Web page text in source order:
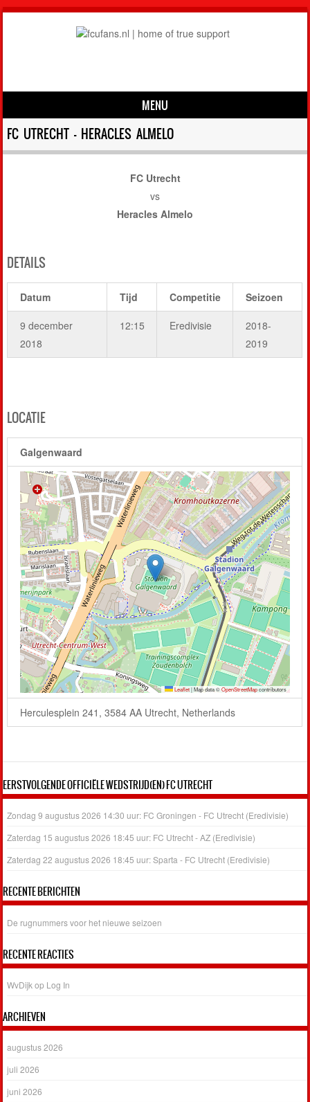
MENU
Skip to content
FC UTRECHT – HERACLES ALMELO
FC Utrecht
vs
Heracles Almelo
DETAILS
Datum Tijd Competitie Seizoen
9 december
2018
12:15 Eredivisie
2018-
2019
LOCATIE
Galgenwaard
Leaflet|Map data ©OpenStreetMapcontributors
Herculesplein 241, 3584 AA Utrecht, Netherlands
EERSTVOLGENDE OFFICIËLE WEDSTRIJD(EN) FC UTRECHT
Zondag 9 augustus 2026 14:30 uur: FC Groningen - FC Utrecht (Eredivisie)
Zaterdag 15 augustus 2026 18:45 uur: FC Utrecht - AZ (Eredivisie)
Zaterdag 22 augustus 2026 18:45 uur: Sparta - FC Utrecht (Eredivisie)
RECENTE BERICHTEN
De rugnummers voor het nieuwe seizoen
RECENTE REACTIES
WvDijk op Log In
ARCHIEVEN
augustus 2026
juli 2026
juni 2026